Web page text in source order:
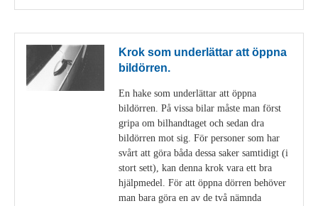
Krok som underlättar att öppna
bildörren.
En hake som underlättar att öppna
bildörren. På vissa bilar måste man först
gripa om bilhandtaget och sedan dra
bildörren mot sig. För personer som har
svårt att göra båda dessa saker samtidigt (i
stort sett), kan denna krok vara ett bra
hjälpmedel. För att öppna dörren behöver
man bara göra en av de två nämnda